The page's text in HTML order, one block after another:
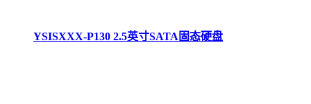
YSISXXX-P130 2.5英寸SATA固态硬盘